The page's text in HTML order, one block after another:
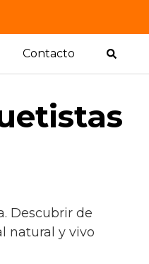
Contacto
Descubrir de
natural y vivo